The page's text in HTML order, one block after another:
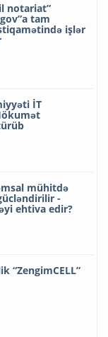
notariat”
tam
işlər
İT
mühitdə
-
ehtiva edir?
“ZengimCELL”